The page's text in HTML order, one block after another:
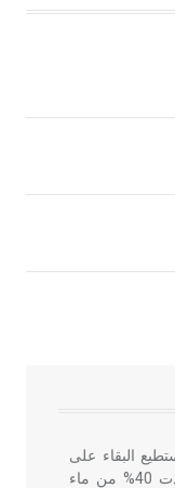
من الفنون
الإسلامية
حيث يحرص
البقاء على
قيد الحياة حتى لو فقدت 40% من ماء